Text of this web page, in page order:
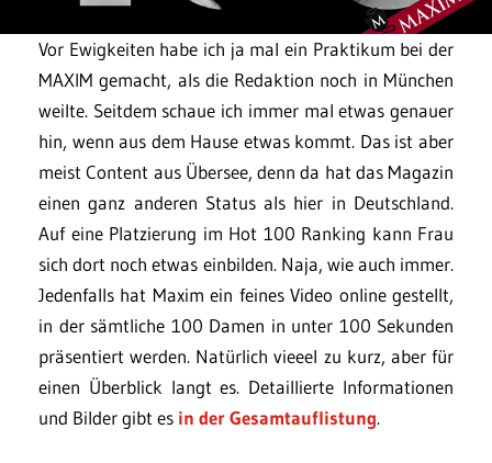
Vor Ewigkeiten habe ich ja mal ein Praktikum bei der
MAXIM gemacht, als die Redaktion noch in München
weilte. Seitdem schaue ich immer mal etwas genauer
hin, wenn aus dem Hause etwas kommt. Das ist aber
meist Content aus Übersee, denn da hat das Magazin
einen ganz anderen Status als hier in Deutschland.
Auf eine Platzierung im Hot 100 Ranking kann Frau
sich dort noch etwas einbilden. Naja, wie auch immer.
Jedenfalls hat Maxim ein feines Video online gestellt,
in der sämtliche 100 Damen in unter 100 Sekunden
präsentiert werden. Natürlich vieeel zu kurz, aber für
einen Überblick langt es. Detaillierte Informationen
und Bilder gibt es in der Gesamtauflistung.